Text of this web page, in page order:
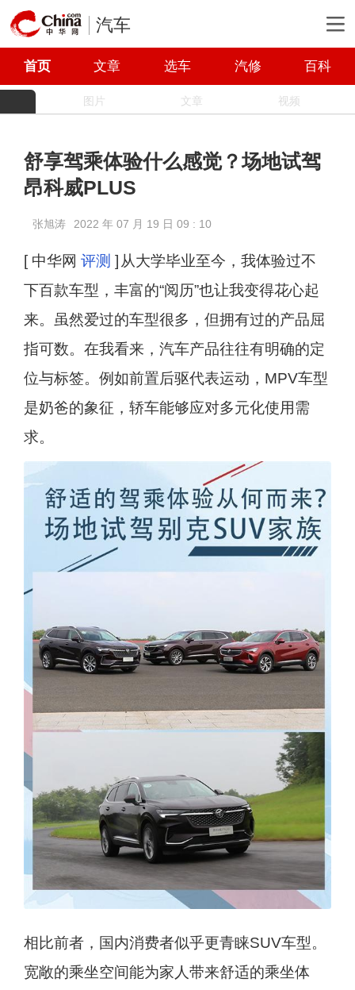
汽车
首页 文章 选车 汽修 百科
图片 文章 视频
舒享驾乘体验什么感觉？场地试驾
昂科威PLUS
张旭涛 2022 年 07 月 19 日 09 : 10
[ 中华网 评测 ] 从大学毕业至今，我体验过不
下百款车型，丰富的“阅历”也让我变得花心起
来。虽然爱过的车型很多，但拥有过的产品屈
指可数。在我看来，汽车产品往往有明确的定
位与标签。例如前置后驱代表运动，MPV车型
是奶爸的象征，轿车能够应对多元化使用需
求。
相比前者，国内消费者似乎更青睐SUV车型。
宽敞的乘坐空间能为家人带来舒适的乘坐体